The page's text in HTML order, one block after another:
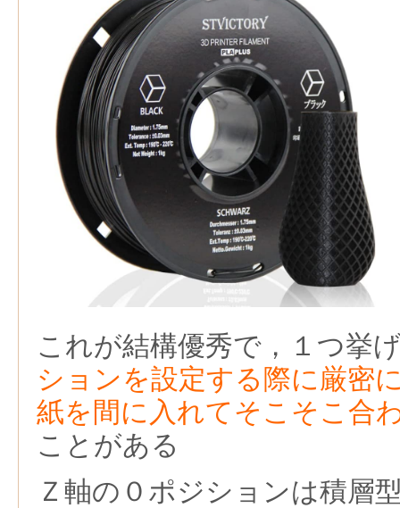
これが結構優秀で，１つ挙
ションを設定する際に厳密
紙を間に入れてそこそこ合
ことがある
Ｚ軸の０ポジションは積層